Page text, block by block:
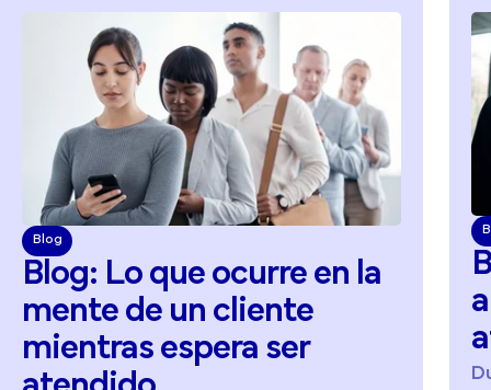
Blog
Blog: Lo que ocurre en la
mente de un cliente
mientras espera ser